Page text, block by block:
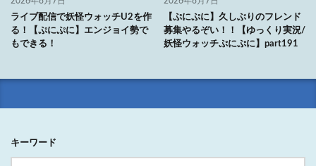
ライブ配信で妖怪ウォッチU2を作
る！【ぷにぷに】エンジョイ勢で
もできる！
【ぷにぷに】久しぶりのフレンド
募集やるぞい！！【ゆっくり実況/
妖怪ウォッチぷにぷに】part191
キーワード